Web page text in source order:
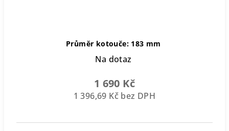
Průměr kotouče: 183 mm
Na dotaz
1 690 Kč
1 396,69 Kč bez DPH